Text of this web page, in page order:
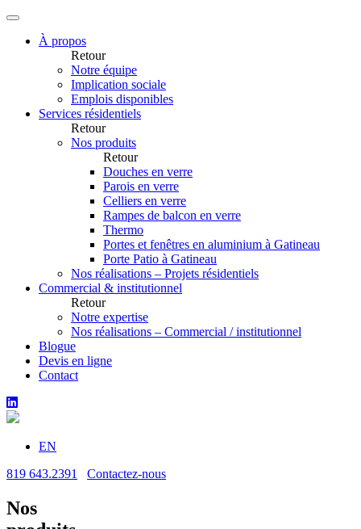
À propos
Retour
Notre équipe
Implication sociale
Emplois disponibles
Services résidentiels
Retour
Nos produits
Retour
Douches en verre
Parois en verre
Celliers en verre
Rampes de balcon en verre
Thermo
Portes et fenêtres en aluminium à Gatineau
Porte Patio à Gatineau
Nos réalisations – Projets résidentiels
Commercial & institutionnel
Retour
Notre expertise
Nos réalisations – Commercial / institutionnel
Blogue
Devis en ligne
Contact
Aller
contenuEN
819 643.2391
Contactez-nous
Nos